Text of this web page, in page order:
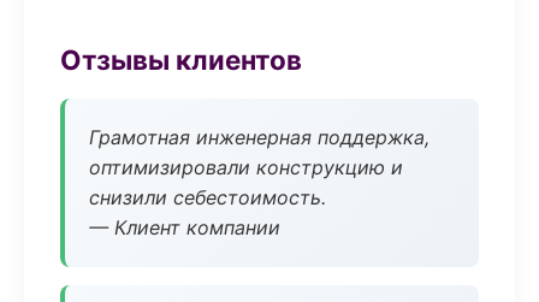
Отзывы клиентов
Грамотная инженерная поддержка,
оптимизировали конструкцию и
снизили себестоимость.
— Клиент компании